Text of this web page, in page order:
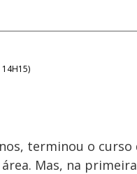
)
terminou o
Mas, na